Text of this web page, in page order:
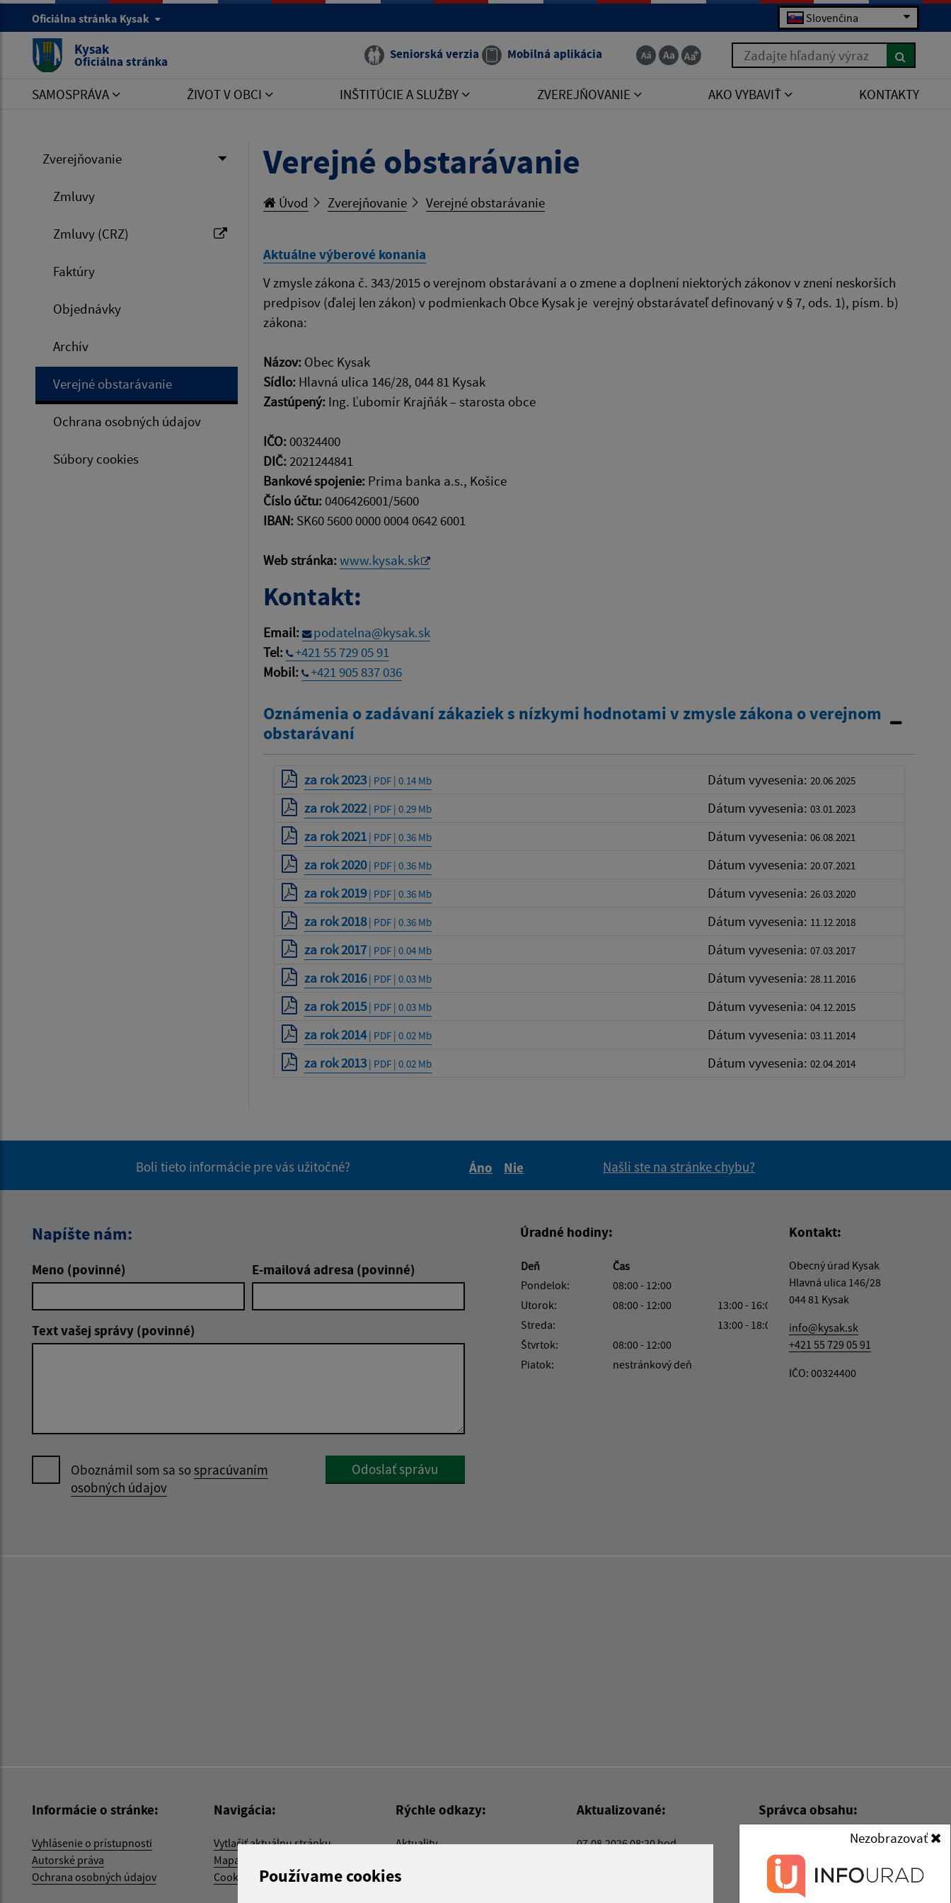
Používame cookies
Nezobrazovať
Oficiálna stránka Kysak Slovenčina
Kysak
Oficiálna stránka Seniorská verzia Mobilná aplikácia Zadajte hľadaný výraz
SAMOSPRÁVA ŽIVOT V OBCI INŠTITÚCIE A SLUŽBY ZVEREJŇOVANIE AKO VYBAVIŤ KONTAKTY
Zverejňovanie
Zmluvy
Zmluvy (CRZ)
Faktúry
Objednávky
Archív
Verejné obstarávanie
Ochrana osobných údajov
Súbory cookies
Verejné obstarávanie
Úvod Zverejňovanie Verejné obstarávanie
Aktuálne výberové konania
V zmysle zákona č. 343/2015 o verejnom obstarávaní a o zmene a doplnení niektorých zákonov v znení neskorších
predpisov (ďalej len zákon) v podmienkach Obce Kysak je verejný obstarávateľ definovaný v § 7, ods. 1), písm. b)
zákona:
Názov: Obec Kysak
Sídlo: Hlavná ulica 146/28, 044 81 Kysak
Zastúpený: Ing. Ľubomír Krajňák – starosta obce
IČO: 00324400
DIČ:2021244841
Bankové spojenie: Prima banka a.s., Košice
Číslo účtu: 0406426001/5600
IBAN: SK60 5600 0000 0004 0642 6001
Web stránka:www.kysak.sk
Kontakt:
Email:
podatelna@kysak.sk
Tel:
+421 55 729 05 91
Mobil:
+421 905 837 036
Oznámenia o zadávaní zákaziek s nízkymi hodnotami v zmysle zákona o verejnom
obstarávaní
za rok 2023| PDF | 0.14 Mb Dátum vyvesenia: 20.06.2025
za rok 2022| PDF | 0.29 Mb Dátum vyvesenia: 03.01.2023
za rok 2021| PDF | 0.36 Mb Dátum vyvesenia: 06.08.2021
za rok 2020| PDF | 0.36 Mb Dátum vyvesenia: 20.07.2021
za rok 2019| PDF | 0.36 Mb Dátum vyvesenia: 26.03.2020
za rok 2018| PDF | 0.36 Mb Dátum vyvesenia: 11.12.2018
za rok 2017| PDF | 0.04 Mb Dátum vyvesenia: 07.03.2017
za rok 2016| PDF | 0.03 Mb Dátum vyvesenia: 28.11.2016
za rok 2015| PDF | 0.03 Mb Dátum vyvesenia: 04.12.2015
za rok 2014| PDF | 0.02 Mb Dátum vyvesenia: 03.11.2014
za rok 2013| PDF | 0.02 Mb Dátum vyvesenia: 02.04.2014
Boli tieto informácie pre vás užitočné?
Áno
Nie
Našli ste na stránke chybu?
Napíšte nám:
Meno (povinné) E-mailová adresa (povinné)
Text vašej správy (povinné)
Oboznámil som sa sospracúvaním
osobných údajov
Google reCaptcha Response
Odoslať správu
Úradné hodiny:
Deň
Čas
Pondelok:
08:00 - 12:00
Utorok:
08:00 - 12:00
13:00 - 16:00
Streda:
13:00 - 18:00
Štvrtok:
08:00 - 12:00
Piatok:
nestránkový deň
Kontakt:
Obecný úrad Kysak
Hlavná ulica 146/28
044 81 Kysak
info@kysak.sk
+421 55 729 05 91
IČO: 00324400
Informácie o stránke:
Vyhlásenie o prístupnosti
Autorské práva
Ochrana osobných údajov
Navigácia:
Vytlačiť aktuálnu stránku
Mapa stránok
Cookies
Rýchle odkazy:
Aktuality
E-služby
Aktualizované:
07.08.2026 08:20 hod.
Správca obsahu:
Správca obsahu je Obec Kysak.
Vytvorené v súlade s
dizajn manuálom elektronických
služieb.